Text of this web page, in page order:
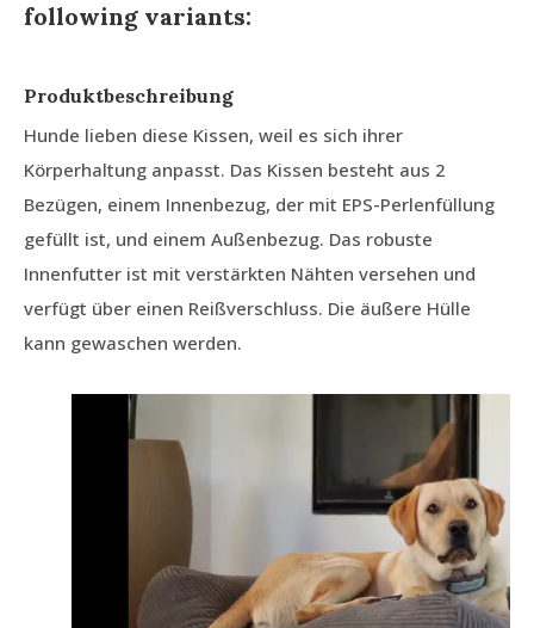
following variants:
Produktbeschreibung
Hunde lieben diese Kissen, weil es sich ihrer
Körperhaltung anpasst. Das Kissen besteht aus 2
Bezügen, einem Innenbezug, der mit EPS-Perlenfüllung
gefüllt ist, und einem Außenbezug. Das robuste
Innenfutter ist mit verstärkten Nähten versehen und
verfügt über einen Reißverschluss. Die äußere Hülle
kann gewaschen werden.